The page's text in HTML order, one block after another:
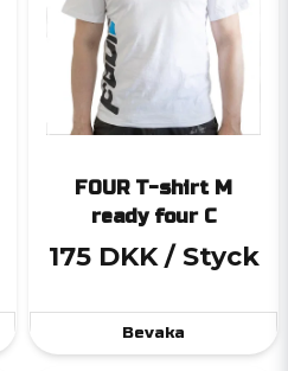
FOUR T-shirt M
ready four C
175 DKK / Styck
Bevaka